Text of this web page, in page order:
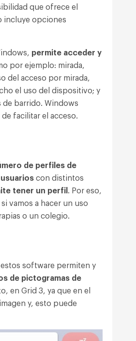
que ofrece el
incluye opciones
permite acceder y
por ejemplo: mirada,
del acceso por mirada,
el uso del dispositivo; y
barrido. Windows
facilitar el acceso.
de perfiles de
con distintos
tener un perfil. Por eso,
vamos a hacer un uso
o un colegio.
software permiten y
de pictogramas de
en Grid 3, ya que en el
y, esto puede